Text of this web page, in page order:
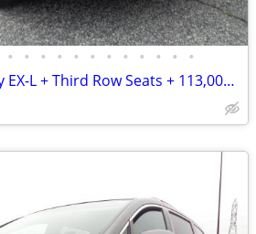
• • • • • • • • • • • •
2011 Honda Odyssey EX-L + Third Row Seats + 113,000 Miles